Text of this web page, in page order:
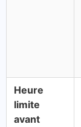
Heure
limite
avant